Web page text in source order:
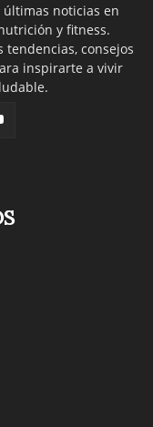
últimas noticias en
y fitness.
consejos
inspirarte a vivir